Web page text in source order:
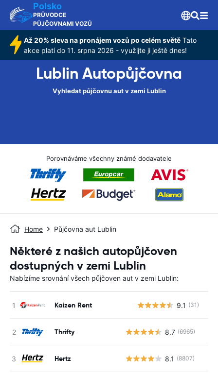
Polsko
PRŮVODCE
PŮJČOVNAMI VOZŮ
Až 20% sleva na pronájem vozů po celém světě Tato
akce platí do 11. srpna 2026 - využijte ji ještě dnes!
Lublin Autopůjčovna
Vyhledat půjčovnu aut v zemi Lublin
Porovnáváme všechny známé dodavatele
Home Půjčovna aut Lublin
Některé z našich autopůjčoven
dostupných v zemi Lublin
Nabízíme srovnání všech půjčoven aut v zemi Lublin:
Kaizen Rent 9.1 (31)
Thrifty 8.7 (6965)
Hertz 8.1 (8807)